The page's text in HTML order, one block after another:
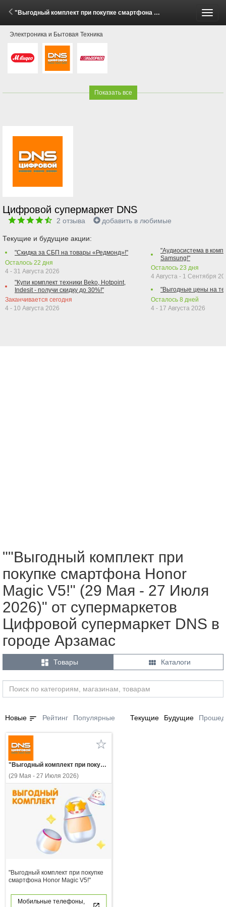
"Выгодный комплект при покупке смартфона Honor Magic V5!" (29 Мая - 27 Июля 2026)
Электроника и Бытовая Техника
Показать все
Цифровой супермаркет DNS
2 отзыва добавить в любимые
Текущие и будущие акции:
"Скидка за СБП на товары «Редмонд»!"
Осталось 22 дня
4 - 31 Августа 2026
"Купи комплект техники Beko, Hotpoint,
Indesit - получи скидку до 30%!"
Заканчивается сегодня
4 - 10 Августа 2026
"Аудиосистема в
Samsung!"
Осталось 23 дня
4 Августа - 1 Сентября
"Выгодные цены на
Осталось 8 дней
4 - 17 Августа 2026
""Выгодный комплект при
покупке смартфона Honor
Magic V5!" (29 Мая - 27 Июля
2026)" от супермаркетов
Цифровой супермаркет DNS в
городе Арзамас
 Товары  Каталоги
Новые sort Рейтинг Популярные Текущие Будущие
"Выгодный комплект при покупке смартфона Honor Magic V5!"
(29 Мая - 27 Июля 2026)
"Выгодный комплект при покупке
смартфона Honor Magic V5!"
Мобильные телефоны,